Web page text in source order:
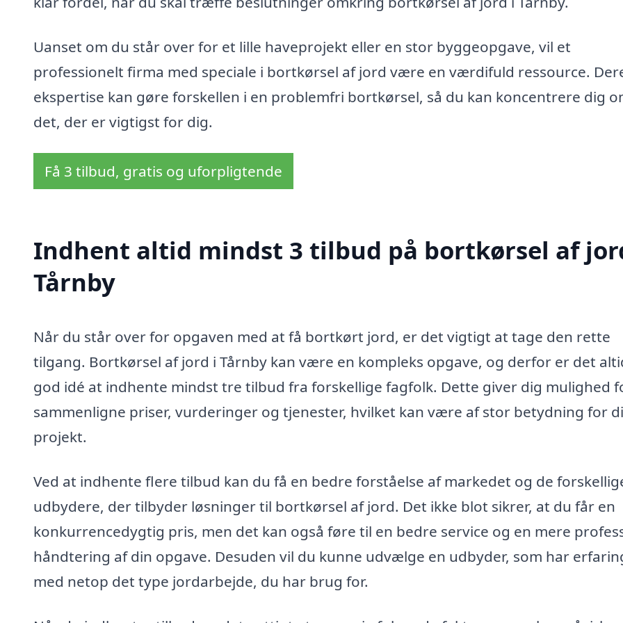
Uanset om du står over for et lille haveprojekt eller en stor byggeopgave, vil et
professionelt firma med speciale i bortkørsel af jord være en værdifuld ressource.
ekspertise kan gøre forskellen i en problemfri bortkørsel, så du kan koncentrere dig
det, der er vigtigst for dig.
Få 3 tilbud, gratis og uforpligtende
Indhent altid mindst 3 tilbud på bortkørsel af
Tårnby
Når du står over for opgaven med at få bortkørt jord, er det vigtigt at tage den rette
tilgang. Bortkørsel af jord i Tårnby kan være en kompleks opgave, og derfor er det
god idé at indhente mindst tre tilbud fra forskellige fagfolk. Dette giver dig mulighed
sammenligne priser, vurderinger og tjenester, hvilket kan være af stor betydning for
projekt.
Ved at indhente flere tilbud kan du få en bedre forståelse af markedet og de
udbydere, der tilbyder løsninger til bortkørsel af jord. Det ikke blot sikrer, at du får en
konkurrencedygtig pris, men det kan også føre til en bedre service og en mere
håndtering af din opgave. Desuden vil du kunne udvælge en udbyder, som har
med netop det type jordarbejde, du har brug for.